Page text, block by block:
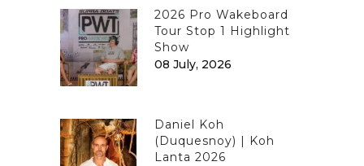
2026 Pro Wakeboard
Tour Stop 1 Highlight
Show
08 July, 2026
Daniel Koh
(Duquesnoy) | Koh
Lanta 2026